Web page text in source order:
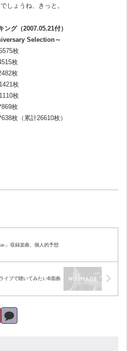
しょうね、きっと。
グ（2007.05.21付）
Selection～
枚
枚
枚
枚
枚
枚
枚（累計26610枚）
」収録楽曲、個人的予想
ライブで聴いてみたいB面曲